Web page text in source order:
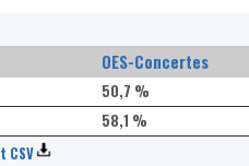
OES-Concertes
50,7 %
58,1 %
CSV